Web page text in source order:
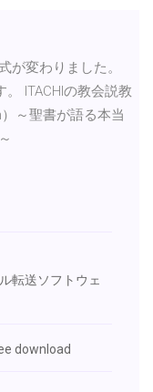
が変わりました。
ITACHIの教会説教
～聖書が語る本当
転送ソフトウェ
download